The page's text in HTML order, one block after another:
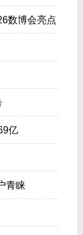
数博会亮点
亿
青睐